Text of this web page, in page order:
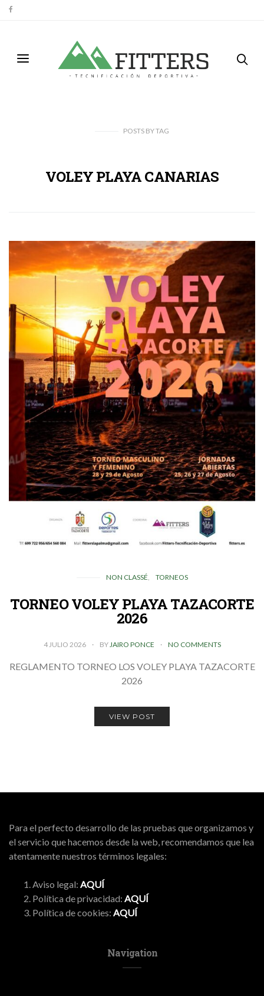
POSTS BYTAG
VOLEY PLAYA CANARIAS
NON CLASSÉ TORNEOS
TORNEO VOLEY PLAYA TAZACORTE
2026
4 JULIO 2026 BY JAIRO PONCE NO COMMENTS
REGLAMENTO TORNEO LOS VOLEY PLAYA TAZACORTE
2026
VIEW POST
Para el perfecto desarrollo de las pruebas que organizamos y
el servicio que hacemos desde la web, recomendamos que lea
atentamente nuestros términos legales:
Aviso legal: AQUÍ
Política de privacidad: AQUÍ
Política de cookies: AQUÍ
Navigation